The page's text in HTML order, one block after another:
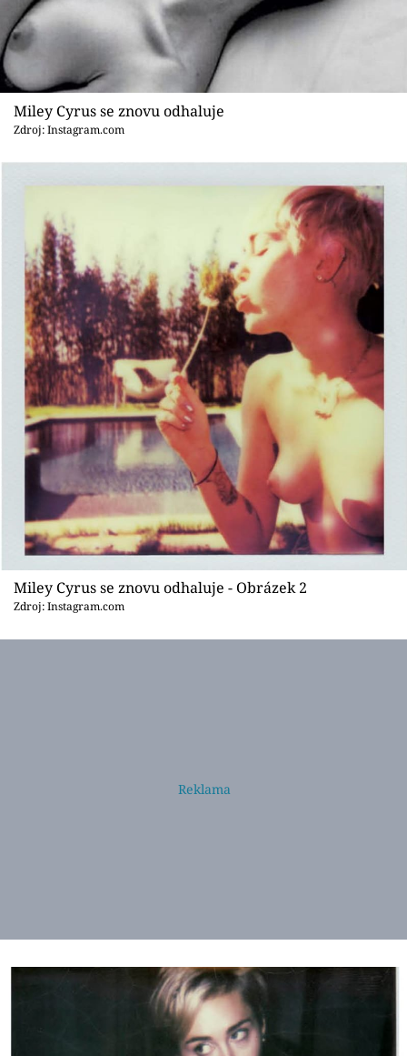
Videa
Sledujte prima+
Sledujte nás
Miley Cyrus se znovu odhaluje
Zdroj: Instagram.com
Miley Cyrus se znovu odhaluje - Obrázek 2
Zdroj: Instagram.com